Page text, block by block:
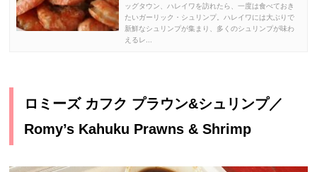
ッグタウン、ハレイワを訪れたら、一度は食べておき
たいガーリック・シュリンプ。ハレイワには大ぶりで
新鮮なシュリンプが集まり、多くのシュリンプが味わ
えるレ...
ロミーズ カフク プラウン&シュリンプ／
Romy’s Kahuku Prawns & Shrimp